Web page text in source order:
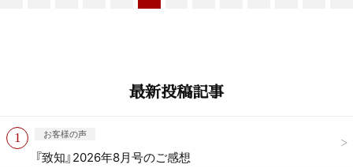
最新投稿記事
お客様の声
『致知』2026年8月号のご感想